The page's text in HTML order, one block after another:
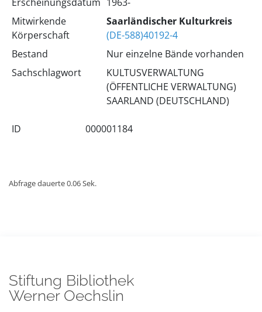
Mitwirkende
Körperschaft
Saarländischer Kulturkreis
(DE-588)40192-4
Bestand
Nur einzelne Bände vorhanden
Sachschlagwort
KULTUSVERWALTUNG
(ÖFFENTLICHE VERWALTUNG)
SAARLAND (DEUTSCHLAND)
ID 000001184
Abfrage dauerte 0.06 Sek.
Stiftung Bibliothek
Werner Oechslin